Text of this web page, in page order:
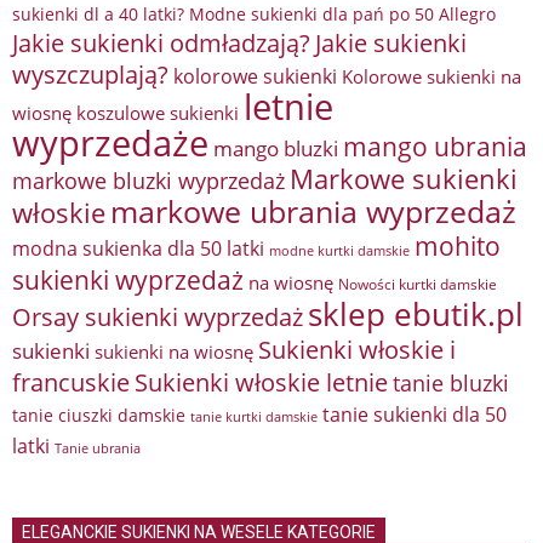
sukienki dl a 40 latki? Modne sukienki dla pań po 50 Allegro
Jakie sukienki odmładzają? Jakie sukienki
wyszczuplają? kolorowe sukienki Kolorowe sukienki na
wiosnę koszulowe sukienki letnie
wyprzedaże mango bluzki mango ubrania
markowe bluzki wyprzedaż Markowe sukienki
włoskie markowe ubrania wyprzedaż
modna sukienka dla 50 latki modne kurtki damskie mohito
sukienki wyprzedaż na wiosnę Nowości kurtki damskie
Orsay sukienki wyprzedażsklep ebutik.pl
sukienki sukienki na wiosnę Sukienki włoskie i
francuskieSukienki włoskie letnietanie bluzki
tanie ciuszki damskie tanie kurtki damskie tanie sukienki dla 50
latki Tanie ubrania
ELEGANCKIE SUKIENKI NA WESELE KATEGORIE